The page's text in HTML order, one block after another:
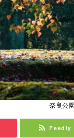
奈良公
Feedly